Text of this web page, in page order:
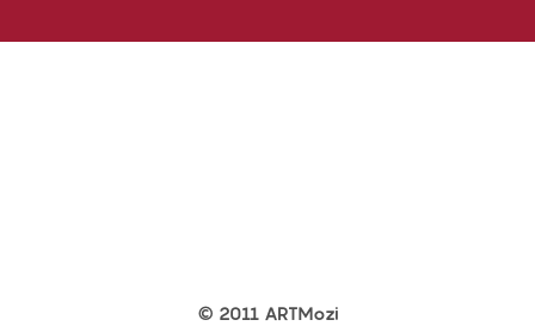
© 2011 ARTMozi